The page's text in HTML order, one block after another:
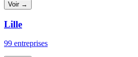
Voir →
Lille
99 entreprises